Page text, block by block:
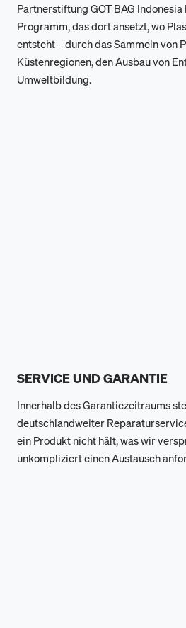
Partnerstiftung GOT BAG
Programm, das dort ansetzt, wo
entsteht – durch das Sammeln von
Küstenregionen, den Ausbau von
Umweltbildung.
SERVICE UND GARANTIE
Innerhalb des Garantiezeitraums
deutschlandweiter
ein Produkt nicht hält, was wir
unkompliziert einen Austausch